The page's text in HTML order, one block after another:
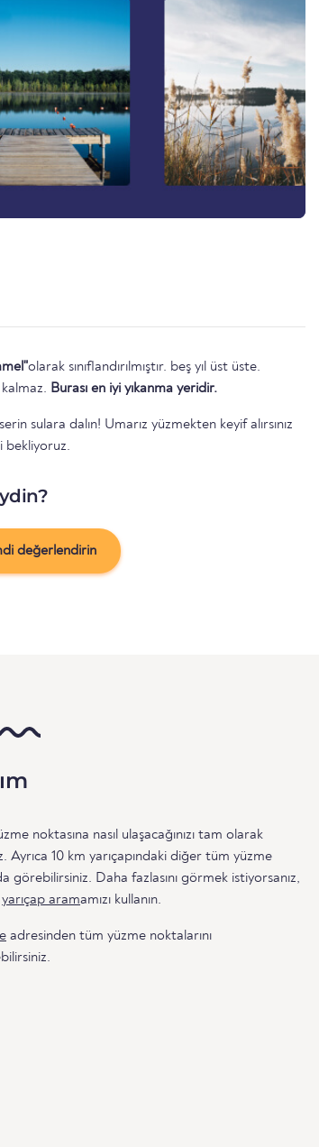
olarak sınıflandırılmıştır. beş yıl üst üste.
Burası en iyi yıkanma yeridir.
sulara dalın! Umarız yüzmekten keyif alırsınız
bekliyoruz.
değerlendirin
noktasına nasıl ulaşacağınızı tam olarak
Ayrıca 10 km yarıçapındaki diğer tüm yüzme
görebilirsiniz. Daha fazlasını görmek istiyorsanız,
yarıçap aramamızı kullanın.
adresinden tüm yüzme noktalarını